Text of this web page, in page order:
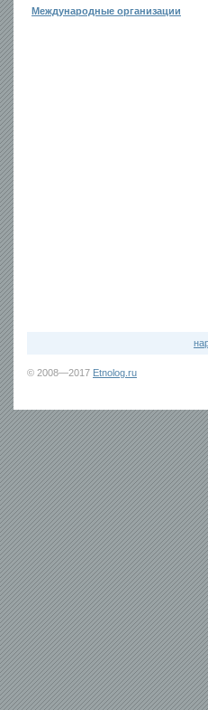
Международные организации
© 2008—2017 Etnolog.ru